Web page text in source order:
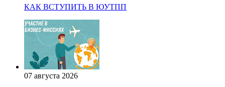
КАК ВСТУПИТЬ В ЮУТПП
07 августа 2026